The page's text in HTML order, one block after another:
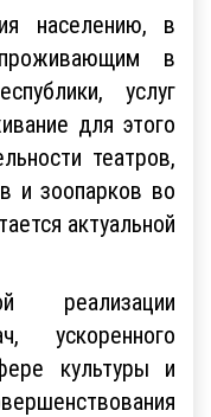
населению, в
в
услуг
для этого
театров,
и зоопарков во
актуальной
реализации
ускоренного
культуры и